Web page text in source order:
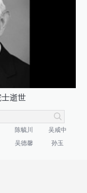
逝世
陈毓川
吴咸中
吴德馨 孙玉